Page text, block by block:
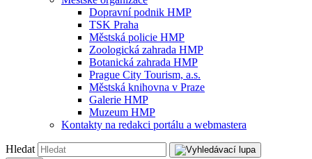
Dopravní podnik HMP
TSK Praha
Městská policie HMP
Zoologická zahrada HMP
Botanická zahrada HMP
Prague City Tourism, a.s.
Městská knihovna v Praze
Galerie HMP
Muzeum HMP
Kontakty na redakci portálu a webmastera
Hledat